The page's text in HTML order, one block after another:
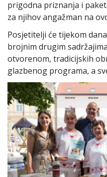
prigodna priznanja i
za njihov angažman na
Posjetitelji će tijekom
brojnim drugim
otvorenom, tradicijskih
glazbenog programa, a